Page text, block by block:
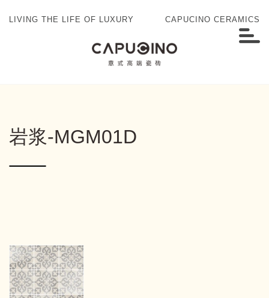
LIVING THE LIFE OF LUXURY CAPUCINO CERAMICS
岩浆-MGM01D